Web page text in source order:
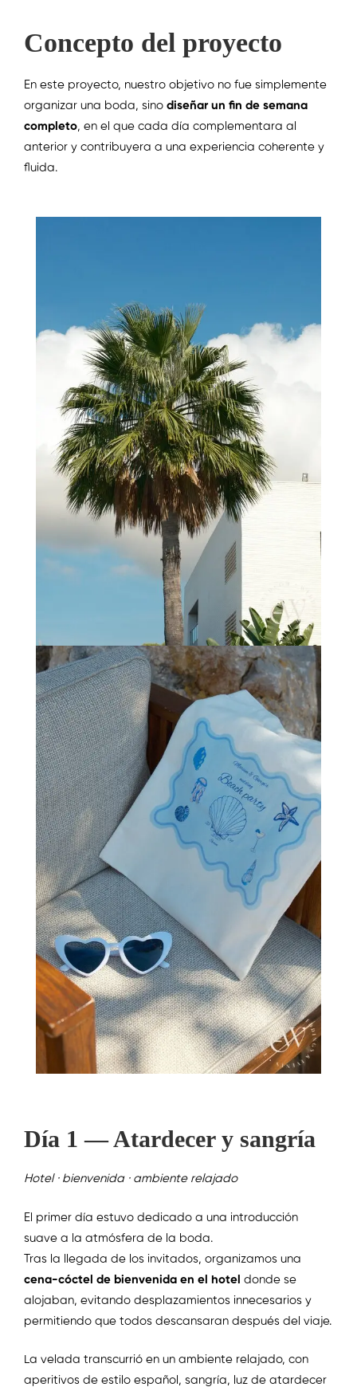
Concepto del proyecto
En este proyecto, nuestro objetivo no fue simplemente
organizar una boda, sino diseñar un fin de semana
completo, en el que cada día complementara al
anterior y contribuyera a una experiencia coherente y
fluida.
Día 1 — Atardecer y sangría
Hotel · bienvenida · ambiente relajado
El primer día estuvo dedicado a una introducción
suave a la atmósfera de la boda.
Tras la llegada de los invitados, organizamos una
cena-cóctel de bienvenida en el hotel donde se
alojaban, evitando desplazamientos innecesarios y
permitiendo que todos descansaran después del viaje.
La velada transcurrió en un ambiente relajado, con
aperitivos de estilo español, sangría, luz de atardecer